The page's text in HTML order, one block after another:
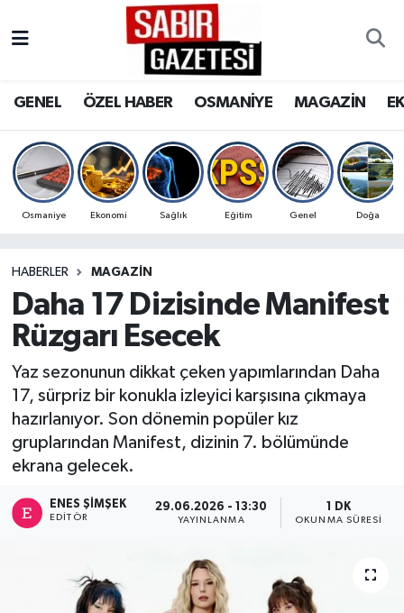
GENEL ÖZEL HABER OSMANİYE MAGAZİN
Osmaniye Ekonomi Sağlık Eğitim Genel Doğa
HABERLER MAGAZİN
Daha 17 Dizisinde Manifest
Rüzgarı Esecek
Yaz sezonunun dikkat çeken yapımlarından Daha
17, sürpriz bir konukla izleyici karşısına çıkmaya
hazırlanıyor. Son dönemin popüler kız
gruplarından Manifest, dizinin 7. bölümünde
ekrana gelecek.
ENES ŞIMŞEK
EDITÖR
29.06.2026 - 13:30
YAYINLANMA
1 DK
OKUNMA SÜRESI
OSMANİYE
MAGAZİN
SPOR
RESMİ İLANLAR
Osmaniye Nöbetçi Eczaneler
Osmaniye Trafik Yoğunluk Haritası
Süper Lig Puan Durumu ve Fikstür
Son Dakika Haberleri
Haber Arşivi